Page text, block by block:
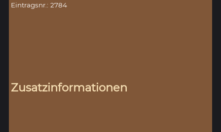
Eintragsnr.: 2784
Zusatzinformationen